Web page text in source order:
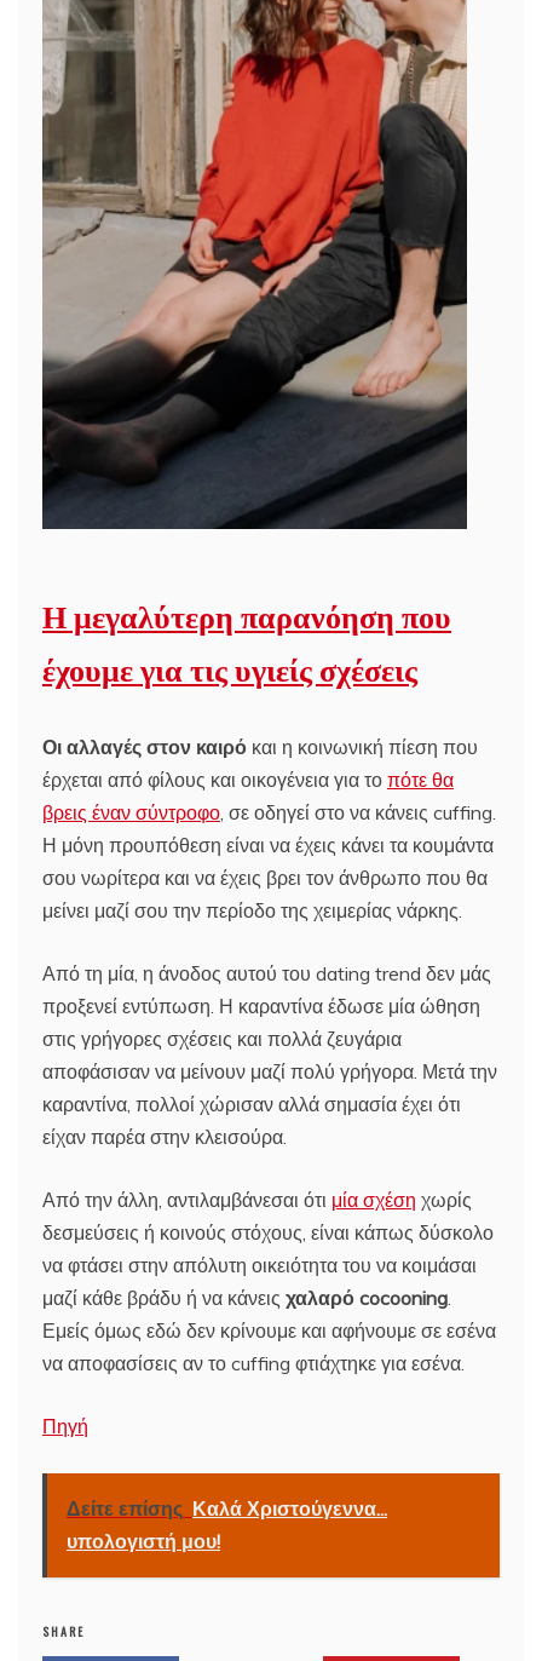
Η μεγαλύτερη παρανόηση που
έχουμε για τις υγιείς σχέσεις
Οι αλλαγές στον καιρό και η κοινωνική πίεση που
έρχεται από φίλους και οικογένεια για το πότε θα
βρεις έναν σύντροφο , σε οδηγεί στο να κάνεις cuffing.
Η μόνη προυπόθεση είναι να έχεις κάνει τα κουμάντα
σου νωρίτερα και να έχεις βρει τον άνθρωπο που θα
μείνει μαζί σου την περίοδο της χειμερίας νάρκης.
Από τη μία, η άνοδος αυτού του dating trend δεν μάς
προξενεί εντύπωση. Η καραντίνα έδωσε μία ώθηση
στις γρήγορες σχέσεις και πολλά ζευγάρια
αποφάσισαν να μείνουν μαζί πολύ γρήγορα. Μετά την
καραντίνα, πολλοί χώρισαν αλλά σημασία έχει ότι
είχαν παρέα στην κλεισούρα.
Από την άλλη, αντιλαμβάνεσαι ότι μία σχέση χωρίς
δεσμεύσεις ή κοινούς στόχους, είναι κάπως δύσκολο
να φτάσει στην απόλυτη οικειότητα του να κοιμάσαι
μαζί κάθε βράδυ ή να κάνεις χαλαρό cocooning
Εμείς όμως εδώ δεν κρίνουμε και αφήνουμε σε εσένα
να αποφασίσεις αν το cuffing φτιάχτηκε για εσένα.
Πηγή
Δείτε επίσης Καλά Χριστούγεννα...
υπολογιστή μου!
SHARE